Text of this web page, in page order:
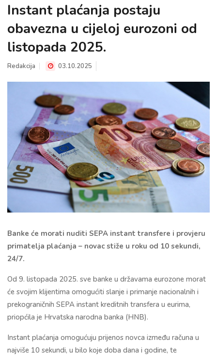
Instant plaćanja postaju
obavezna u cijeloj eurozoni od
listopada 2025.
Redakcija 03.10.2025
Banke će morati nuditi SEPA instant transfere i provjeru
primatelja plaćanja – novac stiže u roku od 10 sekundi,
24/7.
Od 9. listopada 2025. sve banke u državama eurozone morat
će svojim klijentima omogućiti slanje i primanje nacionalnih i
prekograničnih SEPA instant kreditnih transfera u eurima,
priopćila je Hrvatska narodna banka (HNB).
Instant plaćanja omogućuju prijenos novca između računa u
najviše 10 sekundi, u bilo koje doba dana i godine, te